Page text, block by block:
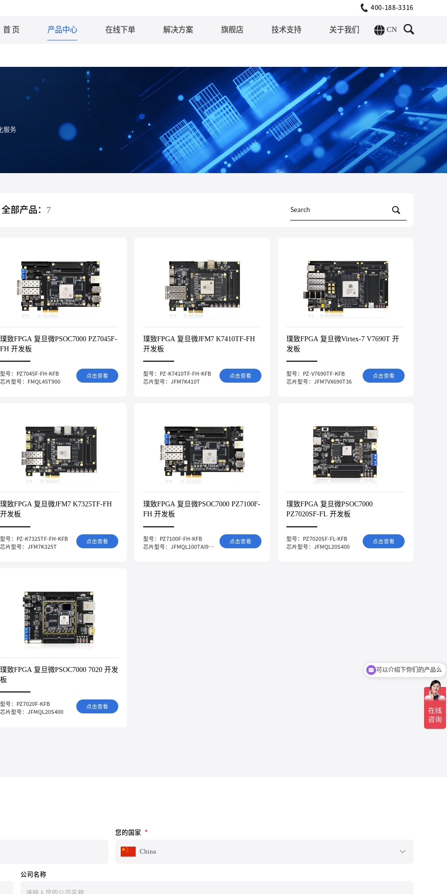
400-188-3316
首 页 产品中心 在线下单 解决方案 旗舰店 技术支持 关于我们 CN
服务
全部产品： 7
璞致FPGA 复旦微PSOC7000 PZ7045F-
FH 开发板
型号：PZ7045F-FH-KFB
芯片型号：FMQL45T900
点击查看
璞致FPGA 复旦微JFM7 K7410TF-FH
开发板
型号：PZ-K7410TF-FH-KFB
芯片型号：JFM7K410T
点击查看
璞致FPGA 复旦微Virtex-7 V7690T 开
发板
型号：PZ-V7690TF-KFB
芯片型号：JFM7VX690T36
点击查看
璞致FPGA 复旦微JFM7 K7325TF-FH
开发板
型号：PZ-K7325TF-FH-KFB
芯片型号：JFM7K325T
点击查看
璞致FPGA 复旦微PSOC7000 PZ7100F-
FH 开发板
型号：PZ7100F-FH-KFB
芯片型号：JFMQL100TAI900
点击查看
璞致FPGA 复旦微PSOC7000
PZ7020SF-FL 开发板
型号：PZ7020SF-FL-KFB
芯片型号：JFMQL20S400
点击查看
璞致FPGA 复旦微PSOC7000 7020 开发
板
型号：PZ7020F-KFB
芯片型号：JFMQL20S400
点击查看
您的国家 *
China
公司名称
可以介绍下你们的产品么